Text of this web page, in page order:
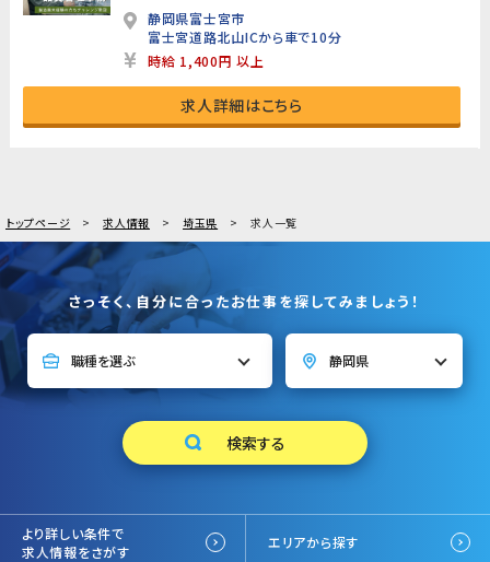
静岡県富士宮市
富士宮道路北山ICから車で10分
時給 1,400円 以上
求人詳細はこちら
トップページ 求人情報 埼玉県 求人一覧
さっそく、自分に合ったお仕事を探してみましょう！
より詳しい条件で
求人情報をさがす
エリアから探す